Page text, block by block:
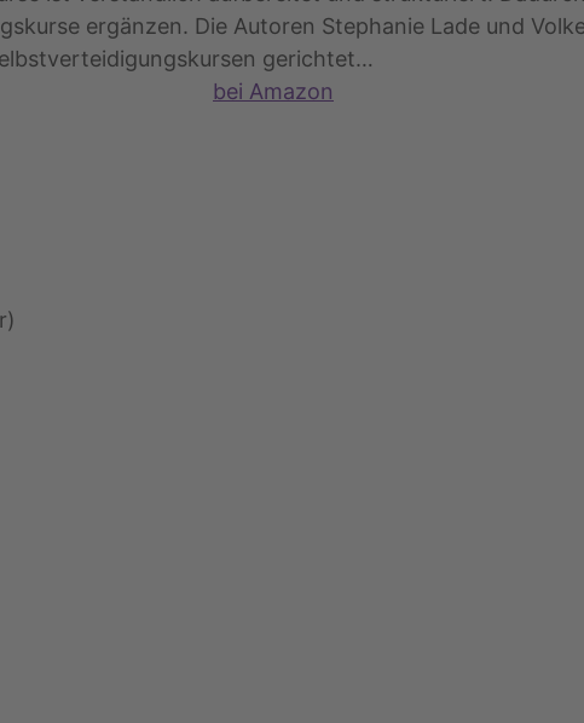
ergänzen. Die Autoren Stephanie Lade und
gerichtet…
bei Amazon